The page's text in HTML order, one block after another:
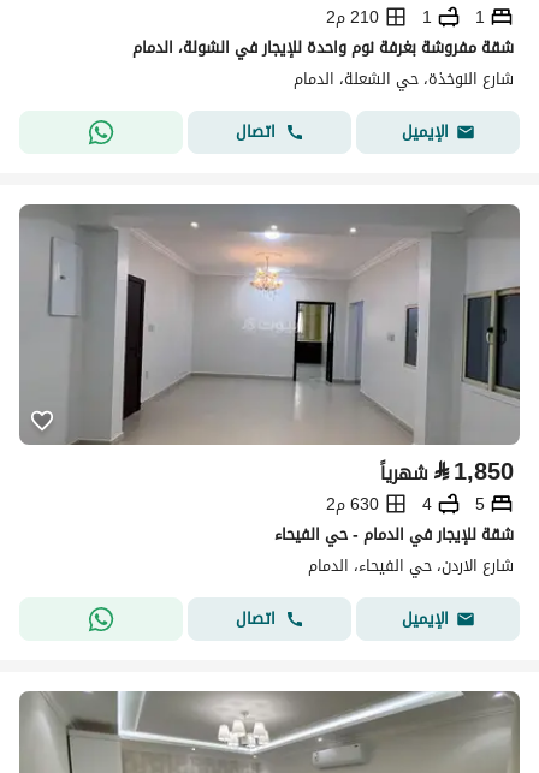
1
1
210 م2
شقة مفروشة بغرفة نوم واحدة للإيجار في الشولة، الدمام
شارع النوخذة، حي الشعلة، الدمام
الإيميل
اتصال
⃁1,850 شهرياً
5
4
630 م2
شقة للإيجار في الدمام - حي الفيحاء
شارع الاردن، حي الفيحاء، الدمام
الإيميل
اتصال